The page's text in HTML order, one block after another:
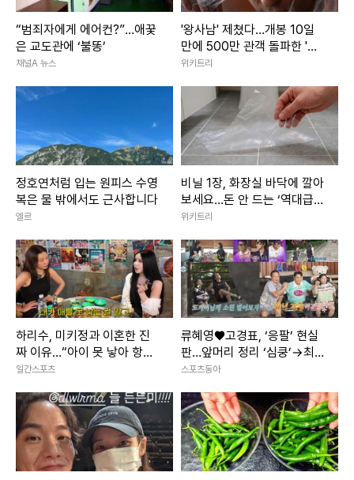
“범죄자에게 에어컨?”…애꿎
은 교도관에 ‘불똥’
채널A 뉴스
'왕사남' 제쳤다…개봉 10일
만에 500만 관객 돌파한 '대
작 영화'
위키트리
정호연처럼 입는 원피스 수영
복은 물 밖에서도 근사합니다
엘르
비닐 1장, 화장실 바닥에 깔아
보세요…돈 안 드는 ‘역대급
꼼수’ 발견
위키트리
하리수, 미키정과 이혼한 진
짜 이유…“아이 못 낳아 항상
미안했다”
일간스포츠
류혜영♥고경표, ‘응팔’ 현실
판…앞머리 정리 ‘심쿵’→최고
7.8% (나혼산)
스포츠동아